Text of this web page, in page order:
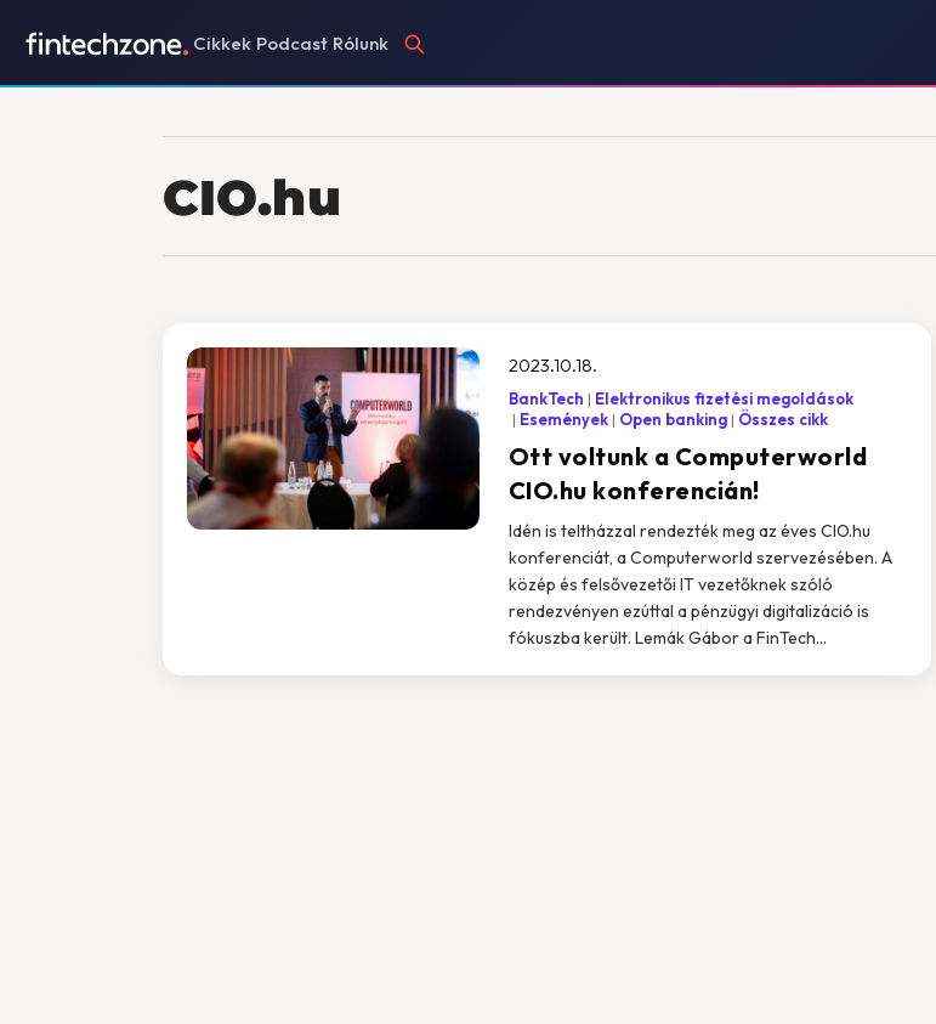
Cikkek Podcast Rólunk
CIO.hu
Ott voltunk a Computerworld
CIO.hu konferencián!
2023.10.18.
BankTech
Elektronikus fizetési megoldások
Események
Open banking Összes cikk
Idén is teltházzal rendezték meg az éves CIO.hu
konferenciát, a Computerworld szervezésében. A
közép és felsővezetői IT vezetőknek szóló
rendezvényen ezúttal a pénzügyi digitalizáció is
fókuszba került. Lemák Gábor a FinTech...